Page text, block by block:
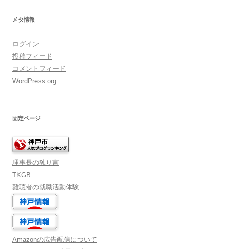
メタ情報
ログイン
投稿フィード
コメントフィード
WordPress.org
固定ページ
理事長の独り言
TKGB
難聴者の就職活動体験
Amazonの広告配信について